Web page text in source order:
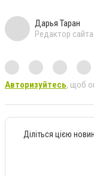
Дарья Таран
Редактор сайта
Авторизуйтесь, щоб
Діліться цією